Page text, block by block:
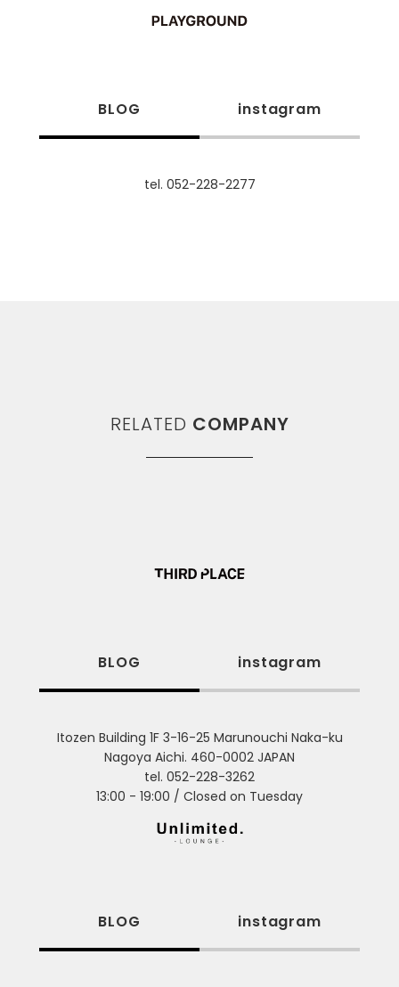
BLOG instagram
tel. 052-228-2277
RELATED COMPANY
BLOG instagram
Itozen Building 1F 3-16-25 Marunouchi Naka-ku
Nagoya Aichi. 460-0002 JAPAN
tel. 052-228-3262
13:00 - 19:00 / Closed on Tuesday
BLOG instagram